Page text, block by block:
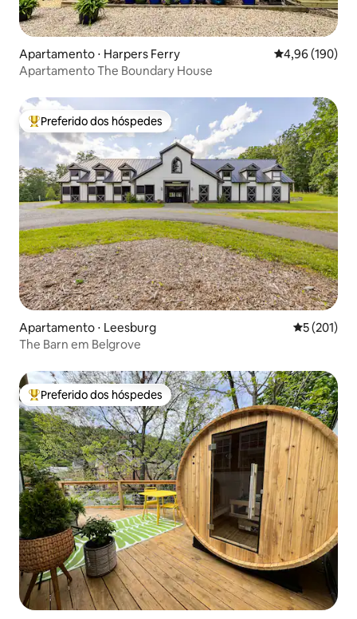
Apartamento ⋅ Harpers Ferry 4,96 de uma
4,96 (190)
Apartamento The Boundary House
Entre os melhores preferidos dos hóspedes
Preferido dos hóspedes
Apartamento ⋅ Leesburg 5 de uma
5 (201)
The Barn em Belgrove
Entre os melhores preferidos dos hóspedes
Preferido dos hóspedes